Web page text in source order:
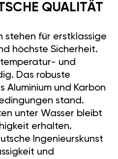
QUALITÄT
stehen für erstklassige
höchste Sicherheit.
und
Das robuste
Aluminium und Karbon
stand.
unter Wasser bleibt
erhalten.
Ingenieurskunst
und